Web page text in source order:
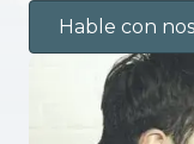
Hable con